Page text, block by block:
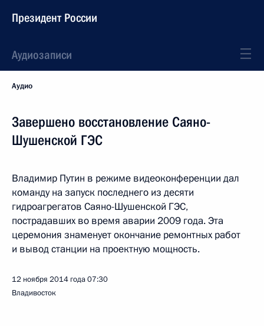
Президент России
Аудиозаписи
Аудио
Завершено восстановление Саяно-
Шушенской ГЭС
Владимир Путин в режиме видеоконференции дал
команду на запуск последнего из десяти
гидроагрегатов Саяно-Шушенской ГЭС,
пострадавших во время аварии 2009 года. Эта
церемония знаменует окончание ремонтных работ
и вывод станции на проектную мощность.
12 ноября 2014 года07:30
Владивосток